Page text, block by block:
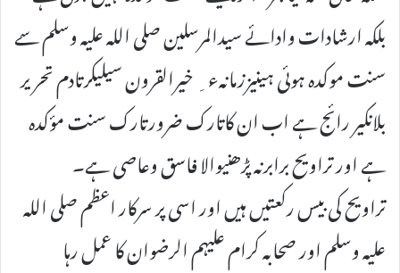
بلکہ ارشادات وادائے سیدالمرسلین صلی اللہ علیہ وسلم سے
سنت موکدہ ہوئی ہینیززمانہء ِ خیرالقرون سیلیکرتادم تحریر
بلانکیر رائج ہے اب ان کاتارک ضرورتارک سنت مؤکدہ
ہے اور تراویح برابرنہ پڑھنیوالا فاسق وعاصی ہے۔
تراویح کی بیس رکعتیں ہیں اور اسی پر سرکار اعظم صلی اللہ
علیہ وسلم اور صحابہ کرام علیہم الرضوان کا عمل رہا